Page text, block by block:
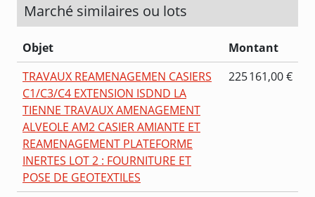
Marché similaires ou lots
Objet
Montant
TRAVAUX REAMENAGEMEN CASIERS
C1/C3/C4 EXTENSION ISDND LA
TIENNE TRAVAUX AMENAGEMENT
ALVEOLE AM2 CASIER AMIANTE ET
REAMENAGEMENT PLATEFORME
INERTES LOT 2 : FOURNITURE ET
POSE DE GEOTEXTILES
225 161,00 €